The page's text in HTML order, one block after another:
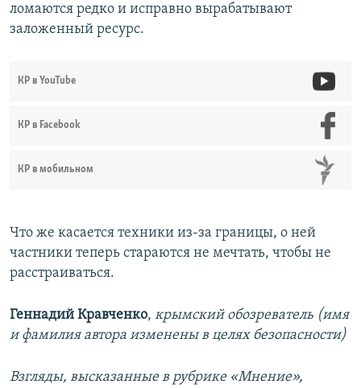
ломаются редко и исправно вырабатывают
заложенный ресурс.
КР в YouTube
КР в Facebook
КР в мобильном
Что же касается техники из-за границы, о ней
частники теперь стараются не мечтать, чтобы не
расстраиваться.
Геннадий Кравченко, крымский обозреватель (имя
и фамилия автора изменены в целях безопасности)
Взгляды, высказанные в рубрике «Мнение»,